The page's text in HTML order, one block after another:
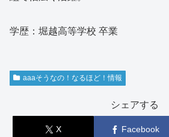
学歴：堀越高等学校 卒業
aaaそうなの！なるほど！情報
シェアする
X Facebook